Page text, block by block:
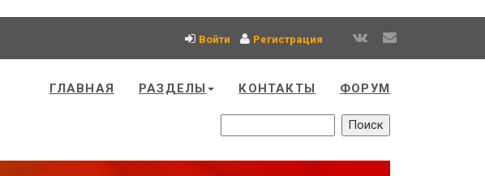
Войти Регистрация
ГЛАВНАЯ РАЗДЕЛЫ КОНТАКТЫ ФОРУМ